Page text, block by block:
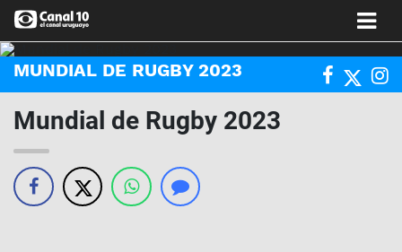
MUNDIAL DE RUGBY 2023
Mundial de Rugby 2023